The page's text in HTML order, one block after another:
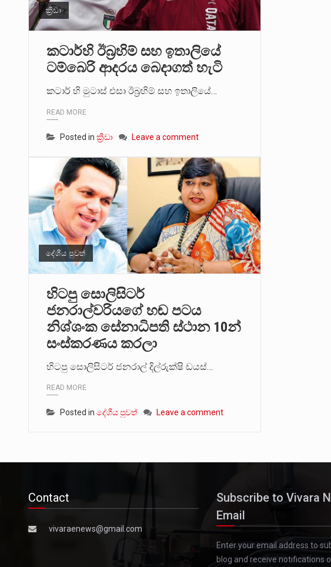
ක්‍රීඩා
කටාර්හි ඊබ්‍රහිම් සහ ඉතාලියේ
ටම්බෙරි ආදරය බෙදාගත් හැටි
කටාර් හි මුටාස් එසා ඊබ්‍රහිම් සහ ඉතාලියේ…
READ MORE
Posted in ක්‍රීඩා Leave a comment
දේශීය පුවත්
හිටපු සොලිසිටර්
ජනරාල්වරියගේ හඬ පටය
නිශ්ශංක සේනාධිපති ස්ථාන 10න්
සංස්කරණය කරලා
හිටපු සොලිසිටර් ජනරාල් දිල්රුක්ෂි ඩයස්…
READ MORE
Posted in දේශීය පුවත් Leave a comment
Contact
vivaraenews@gmail.com
Subscribe to Vivara
Email
Enter your email address to
blog and receive notifications